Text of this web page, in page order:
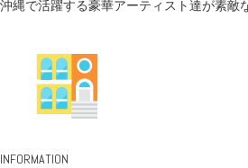
沖縄で活躍する豪華アーティスト達が素敵
INFORMATION